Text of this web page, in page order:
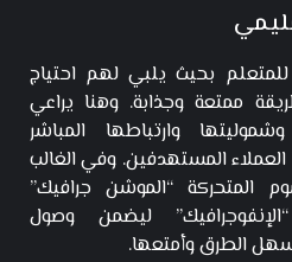
بحيث يلبي لهم احتياج
ممتعة وجذابة. وهنا يراعي
وارتباطها المباشر
المستهدفين. وفي الغالب
المتحركة “الموشن جرافيك”
“الإنفوجرافيك” ليضمن وصول
الطرق وأمتعها.